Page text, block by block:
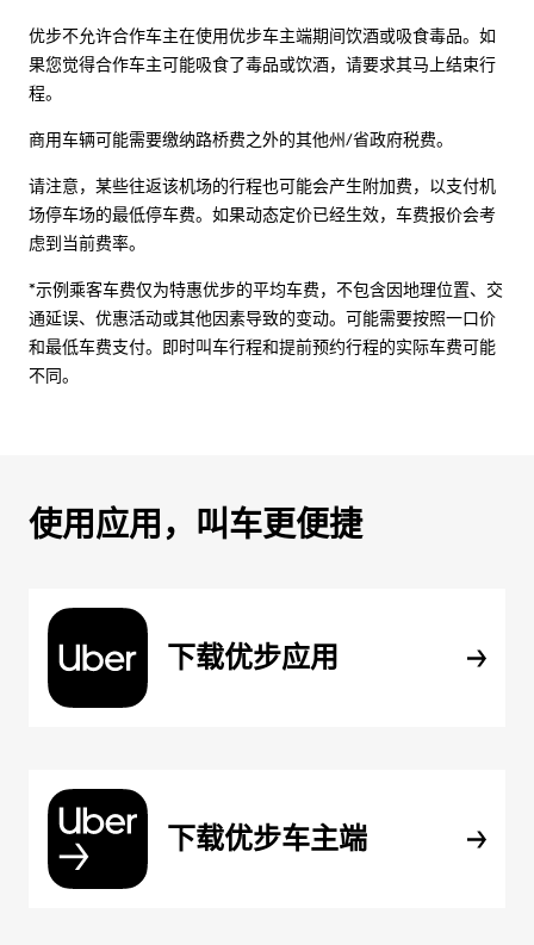
优步不允许合作车主在使用优步车主端期间饮酒或吸食毒品。如
果您觉得合作车主可能吸食了毒品或饮酒，请要求其马上结束行
程。
商用车辆可能需要缴纳路桥费之外的其他州/省政府税费。
请注意，某些往返该机场的行程也可能会产生附加费，以支付机
场停车场的最低停车费。如果动态定价已经生效，车费报价会考
虑到当前费率。
*示例乘客车费仅为特惠优步的平均车费，不包含因地理位置、交
通延误、优惠活动或其他因素导致的变动。可能需要按照一口价
和最低车费支付。即时叫车行程和提前预约行程的实际车费可能
不同。
使用应用，叫车更便捷
下载优步应用
下载优步车主端